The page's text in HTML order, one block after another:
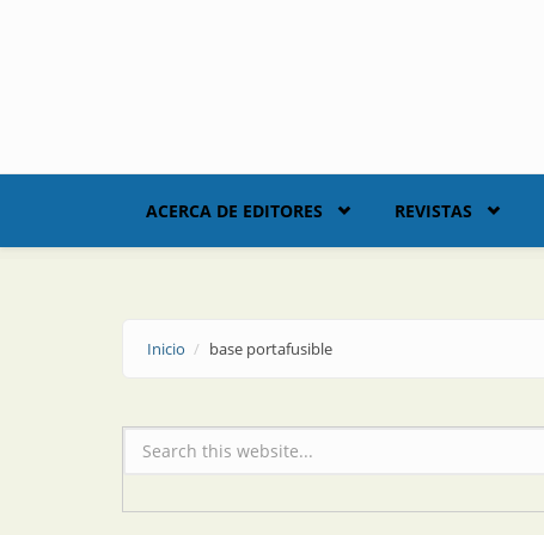
ACERCA DE EDITORES REVISTAS
Inicio base portafusible
Formulario de búsqueda